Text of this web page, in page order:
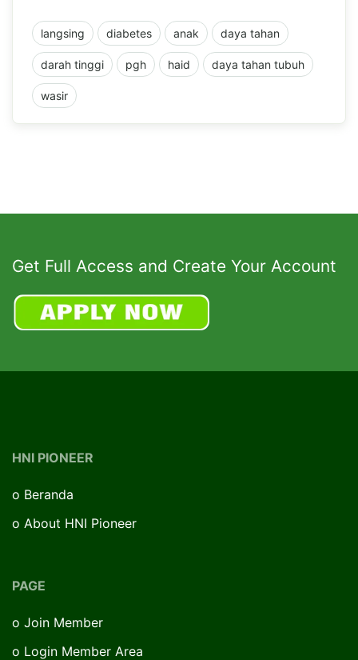
langsing diabetes anak daya tahan
darah tinggi pgh haid daya tahan tubuh
wasir
Get Full Access and Create Your Account
HNI PIONEER
o Beranda
o About HNI Pioneer
PAGE
o Join Member
o Login Member Area